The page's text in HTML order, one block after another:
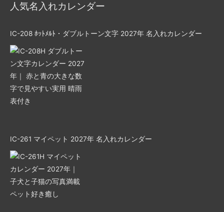
人気名入れカレンダー
IC-208 ﾎｯﾄﾒﾙﾄ・ダブルトーン文字 2027年 名入れカレンダー
IC-261 マイペット 2027年 名入れカレンダー